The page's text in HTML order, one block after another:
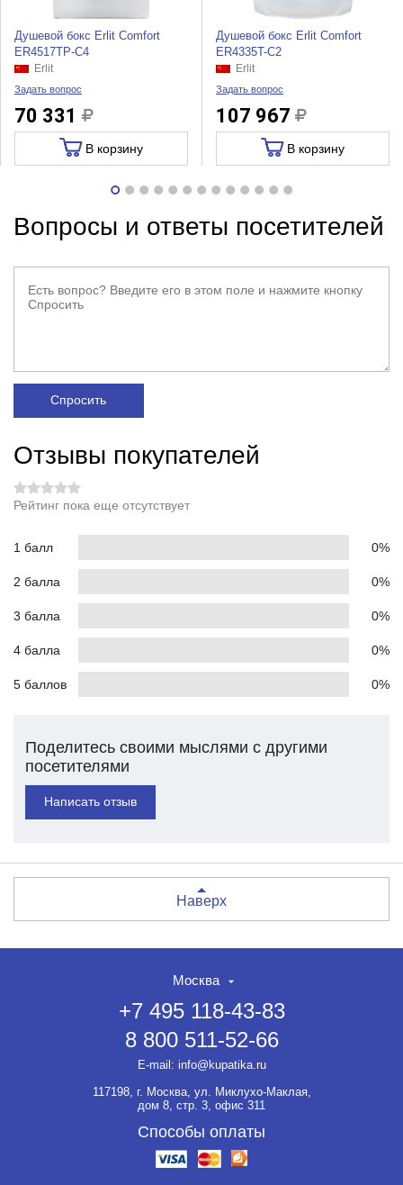
Душевой бокс Erlit Comfort
ER4517TP-C4
Erlit
Задать вопрос
70 331
В корзину
Душевой бокс Erlit Comfort
ER4335T-C2
Erlit
Задать вопрос
107 967
В корзину
Вопросы и ответы посетителей
Спросить
Отзывы покупателей
Рейтинг пока еще отсутствует
1 балл 0%
2 балла 0%
3 балла 0%
4 балла 0%
5 баллов 0%
Поделитесь своими мыслями с другими
посетителями
Написать отзыв
Наверх
Москва
+7 495 118-43-83
8 800 511-52-66
E-mail: info@kupatika.ru
117198, г. Москва, ул. Миклухо-Маклая,
дом 8, стр. 3, офис 311
Способы оплаты